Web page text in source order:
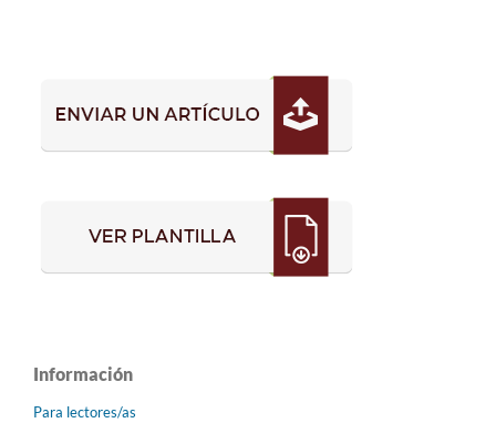
Información
Para lectores/as